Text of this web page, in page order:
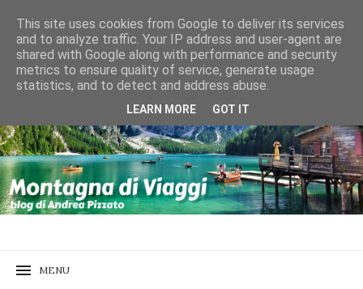
This site uses cookies from Google to deliver its services
and to analyze traffic. Your IP address and user-agent are
shared with Google along with performance and security
metrics to ensure quality of service, generate usage
statistics, and to detect and address abuse.
LEARN MORE GOT IT